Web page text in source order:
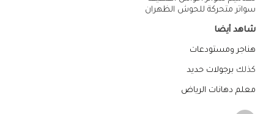
سواتر متحركة للحوش الظهران
شاهد أيضا
هناجر ومستودعات
كذلك برجولات حديد
معلم دهانات الرياض